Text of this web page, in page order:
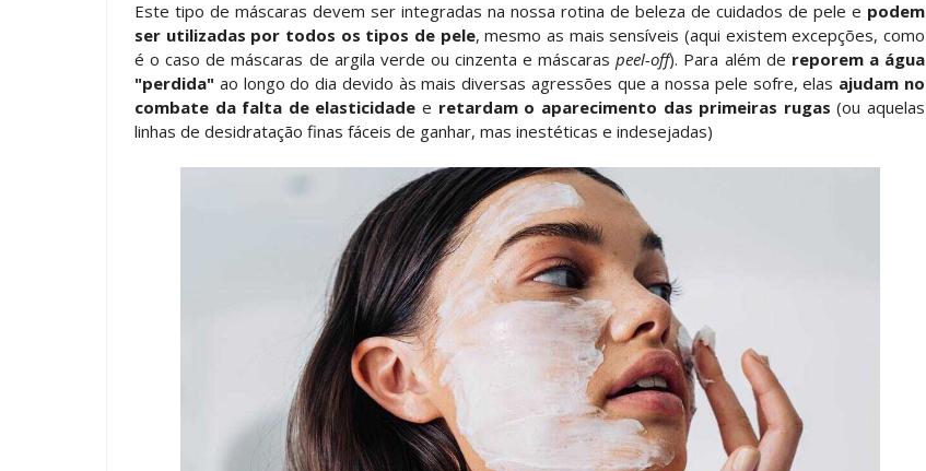
Este tipo de máscaras devem ser integradas na nossa rotina de beleza de cuidados de pele e podem
ser utilizadas por todos os tipos de pele, mesmo as mais sensíveis (aqui existem excepções, como
é o caso de máscaras de argila verde ou cinzenta e máscaraspeel-off). Para além de reporem a água
"perdida" ao longo do dia devido às mais diversas agressões que a nossa pele sofre, elas ajudam no
combate da falta de elasticidade e retardam o aparecimento das primeiras rugas (ou aquelas
linhas de desidratação finas fáceis de ganhar, mas inestéticas e indesejadas)